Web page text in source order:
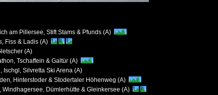
am Pillersee, Stift Stams & Pfunds (A)
Fiss & Ladis (A)
(A)
Tschaffein & Galtür (A)
Ischgl, Silvretta Ski Arena (A)
Hinterstoder & Stodertaler Höhenweg (A)
Windhagersee, Dümlerhütte & Gleinkersee (A)